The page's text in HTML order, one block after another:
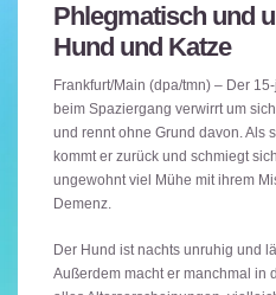
Phlegmatisch und
Hund und Katze
Frankfurt/Main (dpa/tmn) – Der
beim Spaziergang verwirrt um
und rennt ohne Grund davon. Als
kommt er zurück und schmiegt
ungewohnt viel Mühe mit ihrem
Demenz.
Der Hund ist nachts unruhig und
Außerdem macht er manchmal in